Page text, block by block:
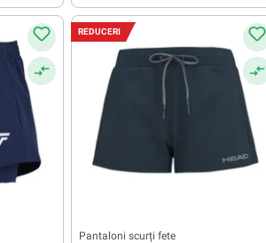
REDUCERI
Pantaloni scurți fete